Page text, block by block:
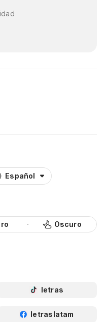
Español
Oscuro
letras
letraslatam